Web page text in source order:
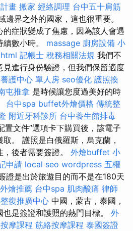
畫 搬家 經絡調理 台中五十肩筋
邊界之外的國家，這也很重要。
症狀變成了焦慮，因為該人會遇
數小時。 massage 廚房設備 小
html 記帳士 稅務相關法規 我們不
進行身份驗證，但我們保留適度
養護中心 單人房 seo優化 護照換
屯推拿 是時候讓您度過美好的時
台中spa buffet外燴價格 傳統整
附近牙科診所 台中養生館排毒
置文件”選項卡下購買後，該電子
。 護照是白俄羅斯，烏克蘭，
後者需要簽證。 外燴buffet 小
申請 local seo wordpress 五權
證是出於旅遊目的而不是在180天
燴推薦 台中spa 肌肉酸痛 律師
復推廣中心 中國，蒙古，泰國，
是簽證和護照的熱門目標。 外
摩課程 筋絡按摩課程 泰國簽證